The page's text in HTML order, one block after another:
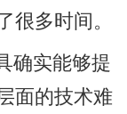
多时间。
实能够提
面的技术难